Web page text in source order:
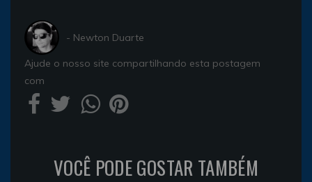
- Newton Duarte
Ajude o nosso site compartilhando esta postagem
com
VOCÊ PODE GOSTAR TAMBÉM